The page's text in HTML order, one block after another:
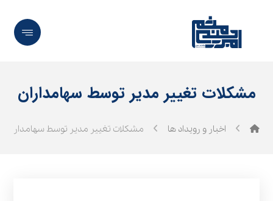
مشکلات تغییر مدیر توسط سهامداران
اخبار و رویداد ها مشکلات تغییر مدیر توسط سهامداران